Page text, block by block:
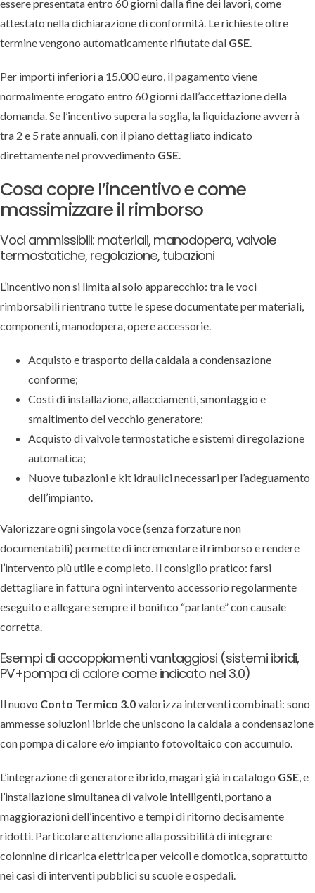
essere presentata entro 60 giorni dalla fine dei lavori, come
attestato nella dichiarazione di conformità. Le richieste oltre
termine vengono automaticamente rifiutate dal GSE.
Per importi inferiori a 15.000 euro, il pagamento viene
normalmente erogato entro 60 giorni dall’accettazione della
domanda. Se l’incentivo supera la soglia, la liquidazione avverrà
tra 2 e 5 rate annuali, con il piano dettagliato indicato
direttamente nel provvedimento GSE.
Cosa copre l’incentivo e come
massimizzare il rimborso
Voci ammissibili: materiali, manodopera, valvole
termostatiche, regolazione, tubazioni
L’incentivo non si limita al solo apparecchio: tra le voci
rimborsabili rientrano tutte le spese documentate per materiali,
componenti, manodopera, opere accessorie.
Acquisto e trasporto della caldaia a condensazione
conforme;
Costi di installazione, allacciamenti, smontaggio e
smaltimento del vecchio generatore;
Acquisto di valvole termostatiche e sistemi di regolazione
automatica;
Nuove tubazioni e kit idraulici necessari per l’adeguamento
dell’impianto.
Valorizzare ogni singola voce (senza forzature non
documentabili) permette di incrementare il rimborso e rendere
l’intervento più utile e completo. Il consiglio pratico: farsi
dettagliare in fattura ogni intervento accessorio regolarmente
eseguito e allegare sempre il bonifico “parlante” con causale
corretta.
Esempi di accoppiamenti vantaggiosi (sistemi ibridi,
PV+pompa di calore come indicato nel 3.0)
Il nuovo Conto Termico 3.0valorizza interventi combinati: sono
ammesse soluzioni ibride che uniscono la caldaia a condensazione
con pompa di calore e/o impianto fotovoltaico con accumulo.
L’integrazione di generatore ibrido, magari già in catalogo GSE, e
l’installazione simultanea di valvole intelligenti, portano a
maggiorazioni dell’incentivo e tempi di ritorno decisamente
ridotti. Particolare attenzione alla possibilità di integrare
colonnine di ricarica elettrica per veicoli e domotica, soprattutto
nei casi di interventi pubblici su scuole e ospedali.